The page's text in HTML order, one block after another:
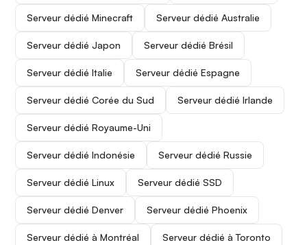
Serveur dédié Minecraft Serveur dédié Australie
Serveur dédié Japon Serveur dédié Brésil
Serveur dédié Italie Serveur dédié Espagne
Serveur dédié Corée du Sud Serveur dédié Irlande
Serveur dédié Royaume-Uni
Serveur dédié Indonésie Serveur dédié Russie
Serveur dédié Linux Serveur dédié SSD
Serveur dédié Denver Serveur dédié Phoenix
Serveur dédié à Montréal Serveur dédié à Toronto